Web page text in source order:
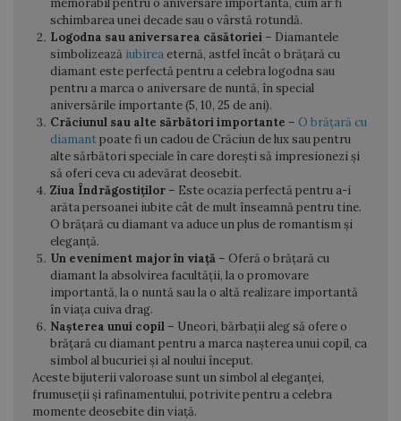
memorabil pentru o aniversare importantă, cum ar fi
schimbarea unei decade sau o vârstă rotundă.
Logodna sau aniversarea căsătoriei– Diamantele
simbolizează iubireaeternă, astfel încât o brățară cu
diamant este perfectă pentru a celebra logodna sau
pentru a marca o aniversare de nuntă, în special
aniversările importante (5, 10, 25 de ani).
Crăciunul sau alte sărbători importante – O brățară cu
diamantpoate fi un cadou de Crăciun de lux sau pentru
alte sărbători speciale în care dorești să impresionezi și
să oferi ceva cu adevărat deosebit.
Ziua Îndrăgostiților– Este ocazia perfectă pentru a-i
arăta persoanei iubite cât de mult înseamnă pentru tine.
O brățară cu diamant va aduce un plus de romantism și
eleganță.
Un eveniment major în viață– Oferă o brățară cu
diamant la absolvirea facultății, la o promovare
importantă, la o nuntă sau la o altă realizare importantă
în viața cuiva drag.
Nașterea unui copil– Uneori, bărbații aleg să ofere o
brățară cu diamant pentru a marca nașterea unui copil, ca
simbol al bucuriei și al noului început.
Aceste bijuterii valoroase sunt un simbol al eleganței,
frumuseții și rafinamentului, potrivite pentru a celebra
momente deosebite din viață.